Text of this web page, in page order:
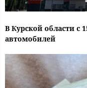
В Курской области с
автомобилей